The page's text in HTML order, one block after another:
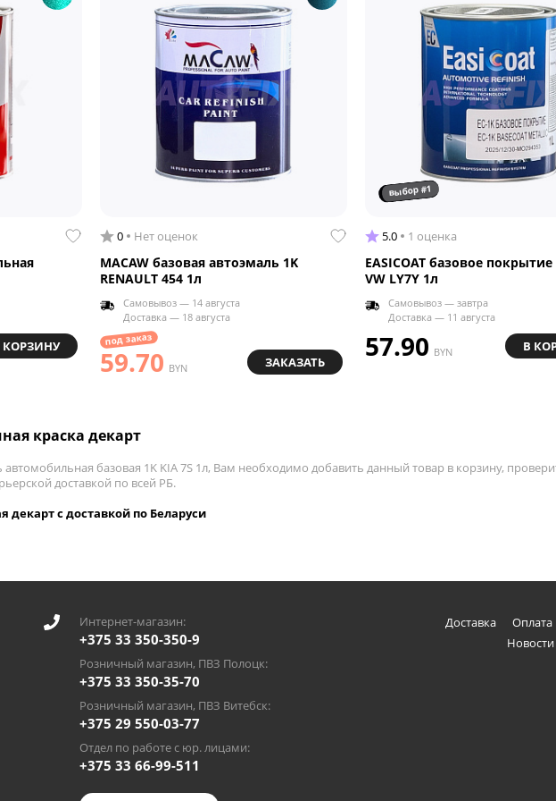
КОРЗИНУ
0 Нет оценок
MACAW базовая автоэмаль 1K
RENAULT 454 1л
Самовывоз — 14 августа
Доставка — 18 августа
под заказ
59.70 BYN ЗАКАЗАТЬ
выбор #1
5.0 1 оценка
EASICOAT базовое покрытие
VW LY7Y 1л
Самовывоз — завтра
Доставка — 11 августа
57.90 BYN В
краска декарт
автомобильная базовая 1K KIA 7S 1л, Вам необходимо добавить данный товар в корзину,
доставкой по всей РБ.
декарт с доставкой по Беларуси
Интернет-магазин:
+375 33 350-350-9
Розничный магазин, ПВЗ Полоцк:
+375 33 350-35-70
Розничный магазин, ПВЗ Витебск:
+375 29 550-03-77
Отдел по работе с юр. лицами:
+375 33 66-99-511
Доставка Оплата
Новости